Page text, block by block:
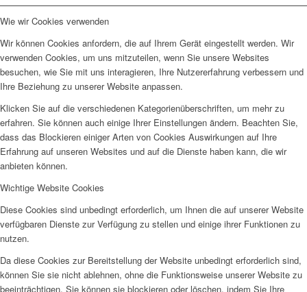
Wie wir Cookies verwenden
Wir können Cookies anfordern, die auf Ihrem Gerät eingestellt werden. Wir
verwenden Cookies, um uns mitzuteilen, wenn Sie unsere Websites
besuchen, wie Sie mit uns interagieren, Ihre Nutzererfahrung verbessern und
Ihre Beziehung zu unserer Website anpassen.
Klicken Sie auf die verschiedenen Kategorienüberschriften, um mehr zu
erfahren. Sie können auch einige Ihrer Einstellungen ändern. Beachten Sie,
dass das Blockieren einiger Arten von Cookies Auswirkungen auf Ihre
Erfahrung auf unseren Websites und auf die Dienste haben kann, die wir
anbieten können.
Wichtige Website Cookies
Diese Cookies sind unbedingt erforderlich, um Ihnen die auf unserer Website
verfügbaren Dienste zur Verfügung zu stellen und einige ihrer Funktionen zu
nutzen.
Da diese Cookies zur Bereitstellung der Website unbedingt erforderlich sind,
können Sie sie nicht ablehnen, ohne die Funktionsweise unserer Website zu
beeinträchtigen. Sie können sie blockieren oder löschen, indem Sie Ihre